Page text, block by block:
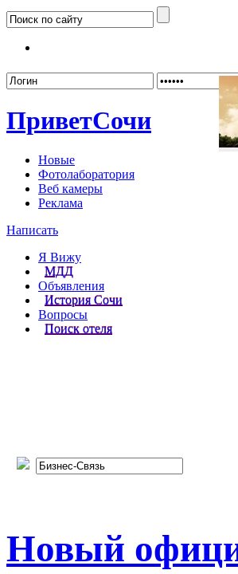
ПриветСочи
Новые
Фотолаборатория
Веб камеры
Реклама
Написать
Я Вижу
МДД
Объявления
История Сочи
Вопросы
Поиск отеля
Новый